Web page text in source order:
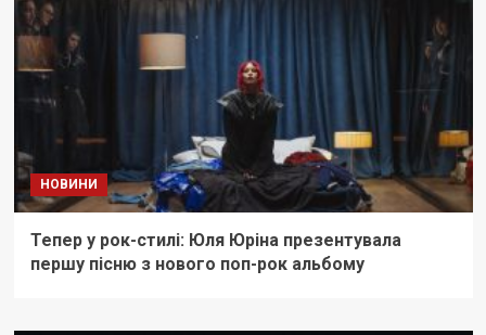
НОВИНИ
Тепер у рок-стилі: Юля Юріна презентувала
першу пісню з нового поп-рок альбому